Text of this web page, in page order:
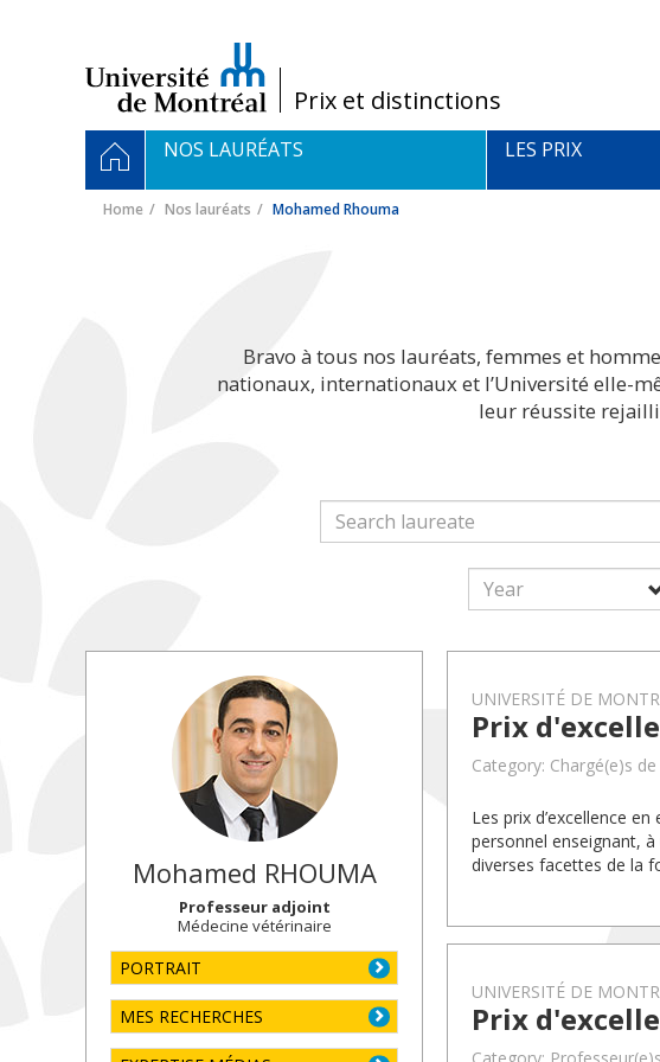
/Prix et distinctions
Navigation
principale
HOMENOS LAURÉATS LES PRIX
Home Nos lauréats Mohamed Rhouma
Bravo à tous nos lauréats, femmes et
nationaux, internationaux et l’Université elle-
leur réussite
Mohamed RHOUMA
Professeur adjoint
Médecine vétérinaire
PORTRAIT
MES RECHERCHES
UNIVERSITÉ DE
Prix
Category: Chargé(e)s
Les prix d’excellence
personnel enseignant,
diverses facettes de la
UNIVERSITÉ DE
Prix